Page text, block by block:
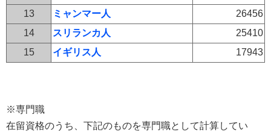
13
ミャンマー人
26456
14
スリランカ人
25410
15
イギリス人 17943
※専門職
在留資格のうち、下記のものを専門職として計算してい